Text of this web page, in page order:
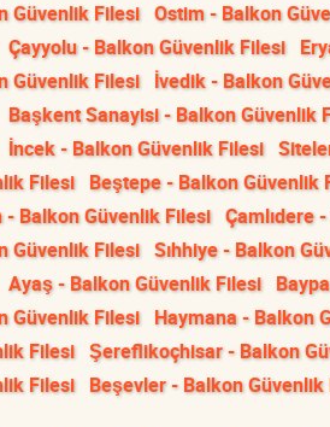
Güvenlik Filesi Ostim - Balkon
Çayyolu - Balkon Güvenlik Filesi
Güvenlik Filesi İvedik - Balkon
Başkent Sanayisi - Balkon Güvenlik
İncek - Balkon Güvenlik Filesi
Filesi Beştepe - Balkon Güvenlik
- Balkon Güvenlik Filesi Çamlıdere
Güvenlik Filesi Sıhhiye - Balkon
Ayaş - Balkon Güvenlik Filesi
Güvenlik Filesi Haymana - Balkon
Filesi Şereflikoçhisar - Balkon
Filesi Beşevler - Balkon Güvenlik